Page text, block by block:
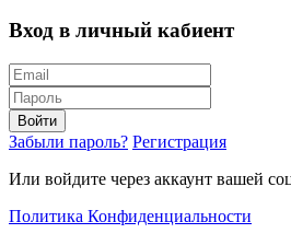
Вход в личный кабиент
Войти
Забыли пароль? Регистрация
Или войдите через аккаунт вашей
Политика Конфиденциальности